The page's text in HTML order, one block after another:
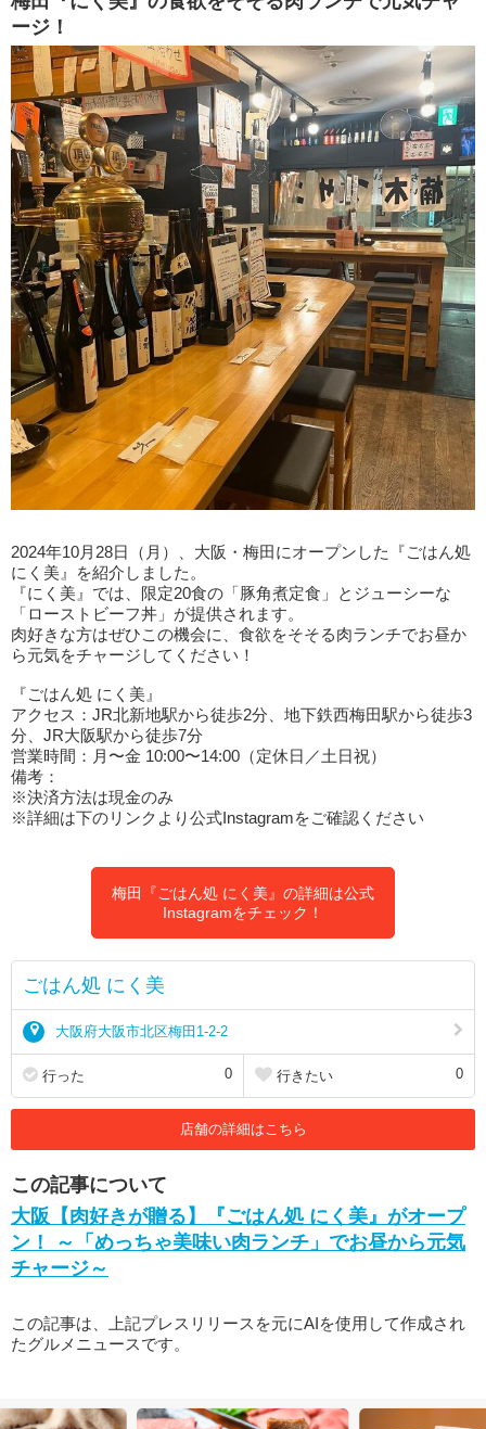
ージ！
2024年10月28日（月）、大阪・梅田にオープンした『ごはん処
にく美』を紹介しました。
『にく美』では、限定20食の「豚角煮定食」とジューシーな
「ローストビーフ丼」が提供されます。
肉好きな方はぜひこの機会に、食欲をそそる肉ランチでお昼か
ら元気をチャージしてください！
『ごはん処 にく美』
アクセス：JR北新地駅から徒歩2分、地下鉄西梅田駅から徒歩3
分、JR大阪駅から徒歩7分
営業時間：月〜金 10:00〜14:00（定休日／土日祝）
備考：
※決済方法は現金のみ
※詳細は下のリンクより公式Instagramをご確認ください
梅田『ごはん処 にく美』の詳細は公式
Instagramをチェック！
ごはん処 にく美
大阪府大阪市北区梅田1-2-2
行った 0 行きたい 0
店舗の詳細はこちら
この記事について
大阪【肉好きが贈る】『ごはん処 にく美』がオープ
ン！ ～「めっちゃ美味い肉ランチ」でお昼から元気
チャージ～
この記事は、上記プレスリリースを元にAIを使用して作成され
たグルメニュースです。